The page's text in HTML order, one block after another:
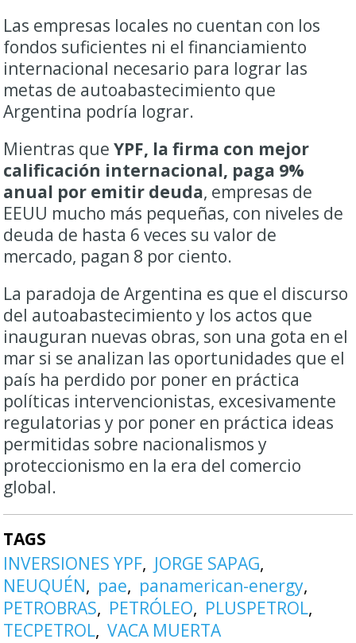
Las empresas locales no cuentan con los
fondos suficientes ni el financiamiento
internacional necesario para lograr las
metas de autoabastecimiento que
Argentina podría lograr.
Mientras queYPF, la firma con mejor
calificación internacional, paga 9%
anual por emitir deuda, empresas de
EEUU mucho más pequeñas, con niveles de
deuda de hasta 6 veces su valor de
mercado, pagan 8 por ciento.
La paradoja de Argentina es que el discurso
del autoabastecimiento y los actos que
inauguran nuevas obras, son una gota en el
mar si se analizan las oportunidades que el
país ha perdido por poner en práctica
políticas intervencionistas, excesivamente
regulatorias y por poner en práctica ideas
permitidas sobre nacionalismos y
proteccionismo en la era del comercio
global.
TAGS
INVERSIONES YPF
JORGE SAPAG
NEUQUÉN
pae
panamerican-energy
PETROBRAS
PETRÓLEO
PLUSPETROL
TECPETROL VACA MUERTA